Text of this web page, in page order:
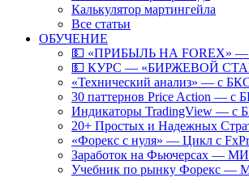
Калькулятор мартингейла
Все статьи
ОБУЧЕНИЕ
💵 «ПРИБЫЛЬ НА FOREX»
💵 КУРС — «БИРЖЕВОЙ
«Технический анализ» — с
30 паттернов Price Action — с
Индикаторы TradingView — с
20+ Простых и Надежных
«Форекс с нуля» — Цикл с
Заработок на Фьючерсах —
Учебник по рынку Форекс